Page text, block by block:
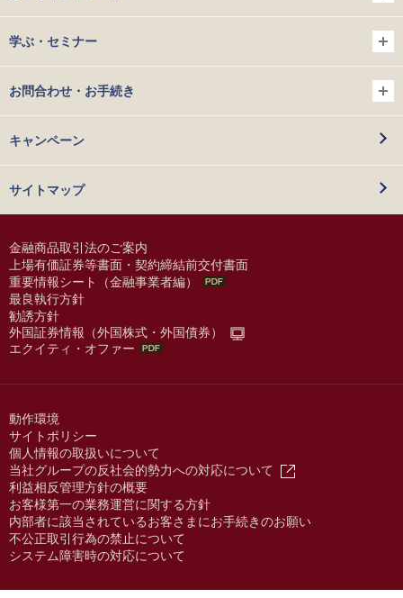
学ぶ・セミナー
お問合わせ・お手続き
キャンペーン
サイトマップ
金融商品取引法のご案内
上場有価証券等書面・契約締結前交付書面
重要情報シート（金融事業者編）
最良執行方針
勧誘方針
外国証券情報（外国株式・外国債券）
エクイティ・オファー
動作環境
サイトポリシー
個人情報の取扱いについて
当社グループの反社会的勢力への対応について
利益相反管理方針の概要
お客様第一の業務運営に関する方針
内部者に該当されているお客さまにお手続きのお願い
不公正取引行為の禁止について
システム障害時の対応について